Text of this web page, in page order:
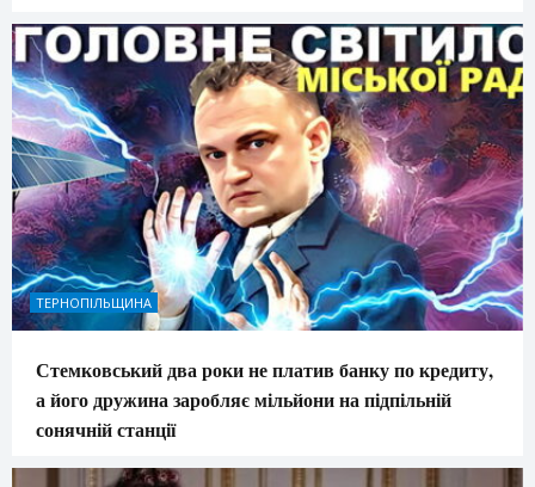
ТЕРНОПІЛЬЩИНА
Стемковський два роки не платив банку по кредиту,
а його дружина заробляє мільйони на підпільній
сонячній станції